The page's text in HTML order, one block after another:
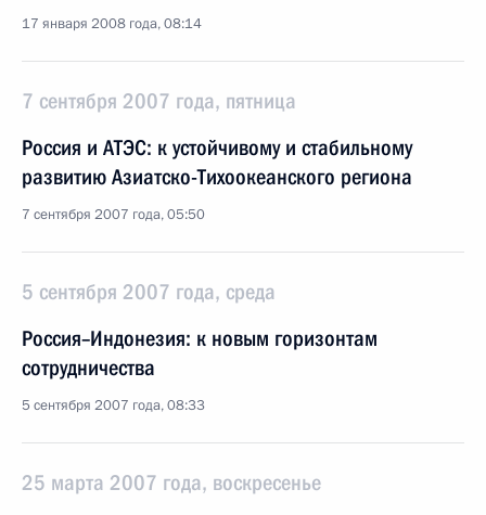
17 января 2008 года, 08:14
7 сентября 2007 года, пятница
Россия и АТЭС: к устойчивому и стабильному
развитию Азиатско-Тихоокеанского региона
7 сентября 2007 года, 05:50
5 сентября 2007 года, среда
Россия–Индонезия: к новым горизонтам
сотрудничества
5 сентября 2007 года, 08:33
25 марта 2007 года, воскресенье